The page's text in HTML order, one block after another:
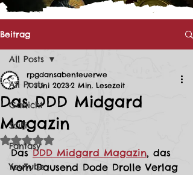
Beitrag
All Posts
Gaslicht
SciFi
Fantasy
YouTube
All Posts
Das DDD Midgard
Magazin
rpgdansabenteuerwe
7. Juni 20232 Min. Lesezeit
Mit NaN von 5 Sternen bewertet.
Das DDD Midgard Magazin, das
vom Dausend Dode Drolle Verlag